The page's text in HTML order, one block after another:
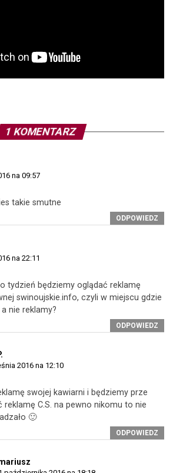
1 KOMENTARZ
na 09:57
takie smutne
ODPOWIEDZ
na 22:11
tydzień będziemy oglądać reklamę
swinoujskie.info, czyli w miejscu gdzie
nie reklamy?
ODPOWIEDZ
2016 na 12:10
swojej kawiarni i będziemy prze
reklamę C.S. na pewno nikomu to nie
🙂
ODPOWIEDZ